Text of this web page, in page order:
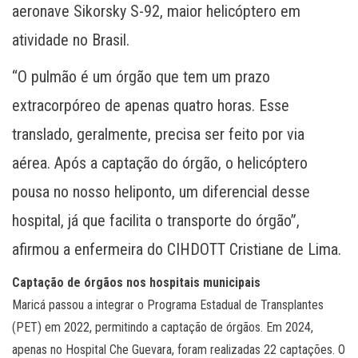
aeronave Sikorsky S-92, maior helicóptero em
atividade no Brasil.
“O pulmão é um órgão que tem um prazo
extracorpóreo de apenas quatro horas. Esse
translado, geralmente, precisa ser feito por via
aérea. Após a captação do órgão, o helicóptero
pousa no nosso heliponto, um diferencial desse
hospital, já que facilita o transporte do órgão”,
afirmou a enfermeira do CIHDOTT Cristiane de Lima.
Captação de órgãos nos hospitais municipais
Maricá passou a integrar o Programa Estadual de Transplantes
(PET) em 2022, permitindo a captação de órgãos. Em 2024,
apenas no Hospital Che Guevara, foram realizadas 22 captações. O